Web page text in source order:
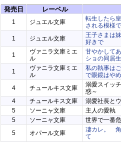
発売日 レーベル
1 ジュエル文庫
転生したら
される模様
1
ジュエル文庫
王子さまは
好きで
1
ヴァニラ文庫ミエ
ル
甘やかして
ショの同居
1
ヴァニラ文庫ミエ
ル
私の執事は
で眼鏡はや
4
チュールキス文庫
溺愛スイッ
惑～
4
チュールキス文庫
溺愛社長と
5
ソーニャ文庫
主人の愛執
5
ソーニャ文庫
世界で一番
5
オパール文庫
凄カレ。 角
て